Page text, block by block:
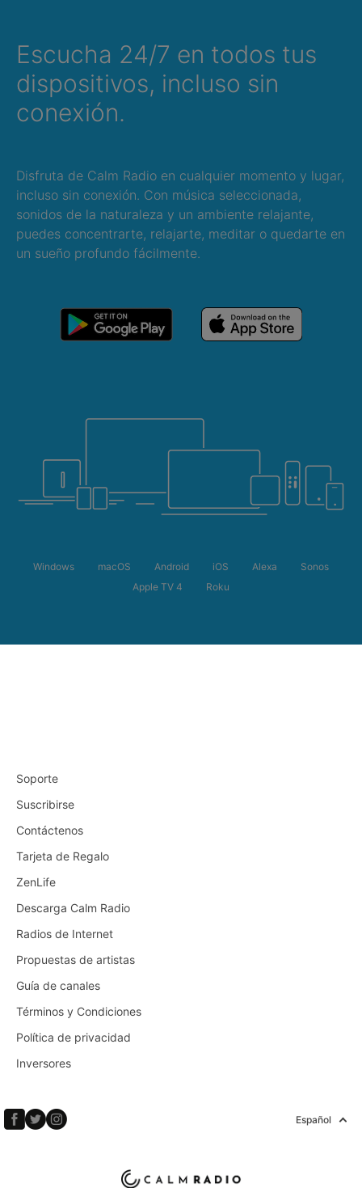
Escucha 24/7 en todos tus
dispositivos, incluso sin
conexión.
Disfruta de Calm Radio en cualquier momento y lugar,
incluso sin conexión. Con música seleccionada,
sonidos de la naturaleza y un ambiente relajante,
puedes concentrarte, relajarte, meditar o quedarte en
un sueño profundo fácilmente.
Windows macOS Android iOS Alexa
Sonos
Apple TV 4
Roku
Soporte
Suscribirse
Contáctenos
Tarjeta de Regalo
ZenLife
Descarga Calm Radio
Radios de Internet
Propuestas de artistas
Guía de canales
Términos y Condiciones
Política de privacidad
Inversores
Español